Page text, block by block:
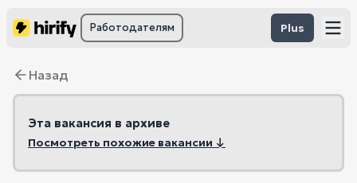
Работодателям Plus
Назад
Эта вакансия в архиве
Посмотреть похожие вакансии ↓